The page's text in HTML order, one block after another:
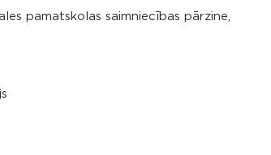
pamatskolas saimniecības pārzine,